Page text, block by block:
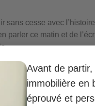
sans cesse avec
parler ce matin et de
Avant de
immobilière en
éprouvé et